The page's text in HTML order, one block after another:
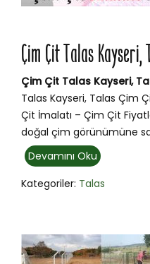
Çim Çit Talas
Çim Çit Talas Kayseri,
Talas Kayseri, Talas Çim
Çit İmalatı – Çim Çit
doğal çim görünümüne
Devamını Oku
Kategoriler: Talas